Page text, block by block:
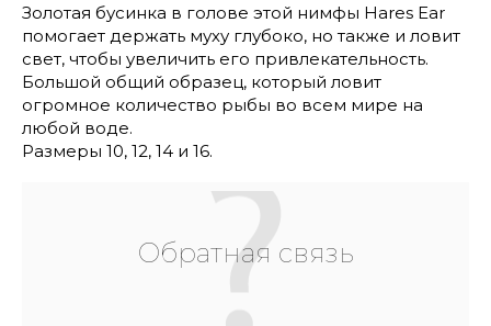
Золотая бусинка в голове этой нимфы Hares Ear
помогает держать муху глубоко, но также и ловит
свет, чтобы увеличить его привлекательность.
Большой общий образец, который ловит
огромное количество рыбы во всем мире на
любой воде.
Размеры 10, 12, 14 и 16.
Обратная связь